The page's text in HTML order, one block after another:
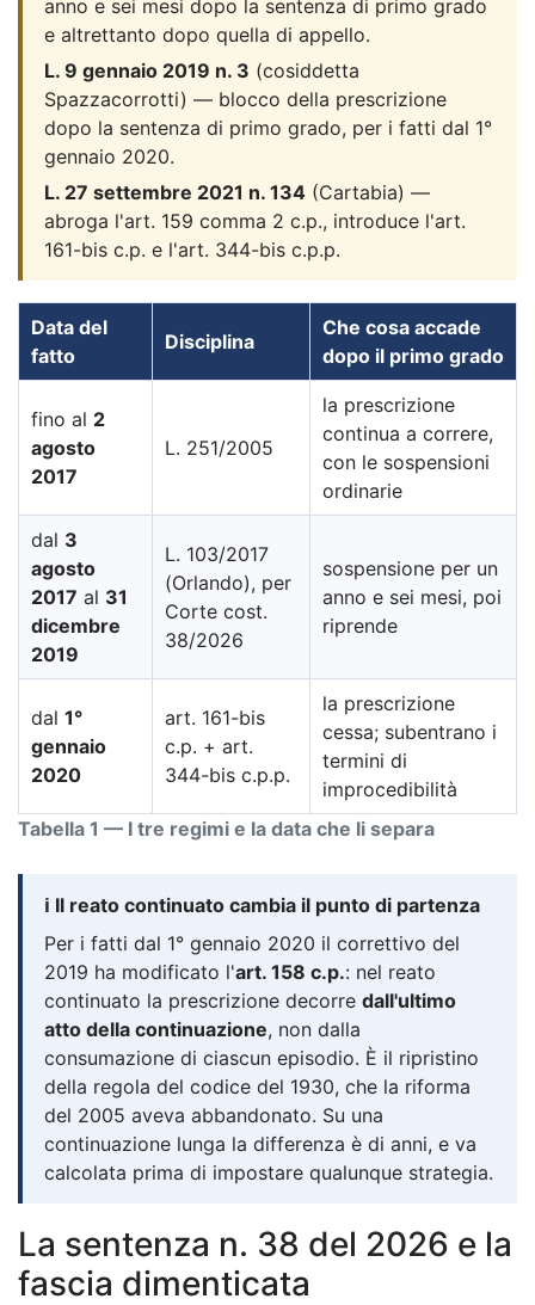
anno e sei mesi dopo la sentenza di primo grado
e altrettanto dopo quella di appello.
L. 9 gennaio 2019 n. 3 (cosiddetta
Spazzacorrotti) — blocco della prescrizione
dopo la sentenza di primo grado, per i fatti dal 1°
gennaio 2020.
L. 27 settembre 2021 n. 134 (Cartabia) —
abroga l'art. 159 comma 2 c.p., introduce l'art.
161-bis c.p. e l'art. 344-bis c.p.p.
Tabella 1 — I tre regimi e la data che li separa
Data del
fatto
Disciplina
Che cosa accade
dopo il primo grado
fino al 2
agosto
2017
L. 251/2005
la prescrizione
continua a correre,
con le sospensioni
ordinarie
dal 3
agosto
2017 al 31
dicembre
2019
L. 103/2017
(Orlando), per
Corte cost.
38/2026
sospensione per un
anno e sei mesi, poi
riprende
dal 1°
gennaio
2020
art. 161-bis
c.p. + art.
344-bis c.p.p.
la prescrizione
cessa; subentrano i
termini di
improcedibilità
ℹ️ Il reato continuato cambia il punto di partenza
Per i fatti dal 1° gennaio 2020 il correttivo del
2019 ha modificato l'art. 158 c.p.: nel reato
continuato la prescrizione decorre dall'ultimo
atto della continuazione, non dalla
consumazione di ciascun episodio. È il ripristino
della regola del codice del 1930, che la riforma
del 2005 aveva abbandonato. Su una
continuazione lunga la differenza è di anni, e va
calcolata prima di impostare qualunque strategia.
La sentenza n. 38 del 2026 e la
fascia dimenticata